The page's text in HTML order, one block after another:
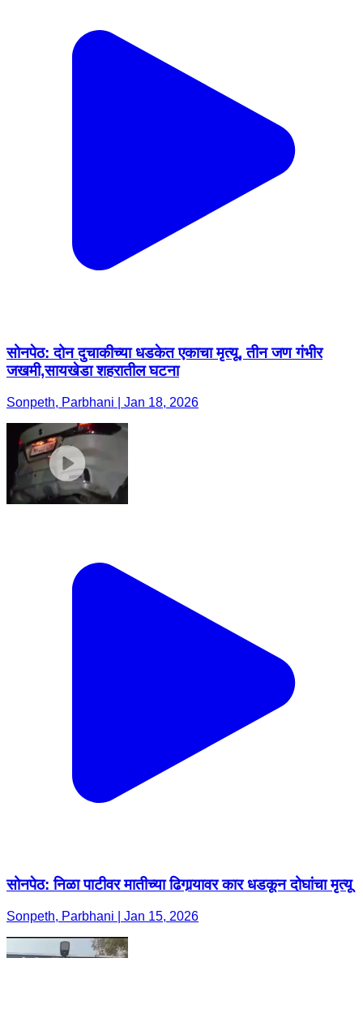
सोनपेठ: दोन दुचाकीच्या धडकेत एकाचा मृत्यू, तीन जण गंभीर
जखमी,सायखेडा शहरातील घटना
Sonpeth, Parbhani | Jan 18, 2026
सोनपेठ: निळा पाटीवर मातीच्या ढिगार्‍यावर कार धडकून दोघांचा मृत्यू
Sonpeth, Parbhani | Jan 15, 2026